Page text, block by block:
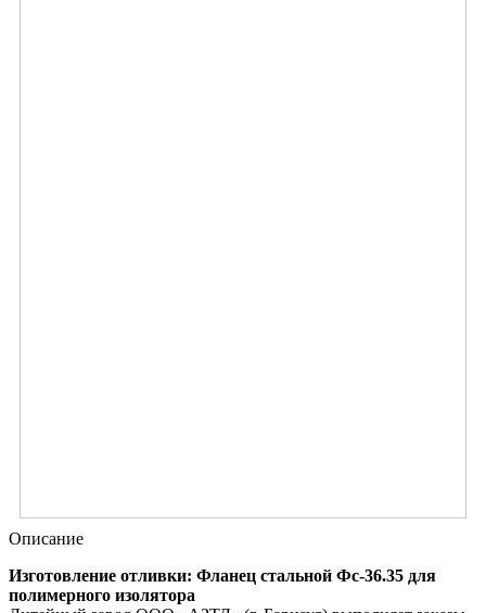
Описание
Изготовление отливки: Фланец стальной Фс-36.35 для
полимерного изолятора